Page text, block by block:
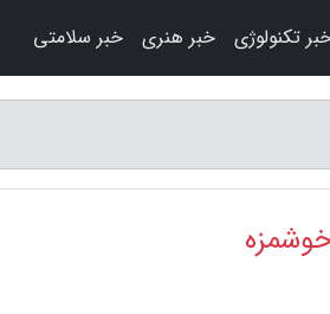
تکنولوژی خبر هنری خبر سلامتی